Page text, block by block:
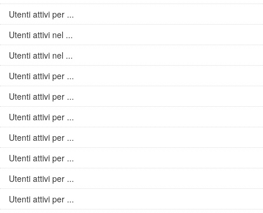
Utenti attivi per ...
Utenti attivi nel ...
Utenti attivi nel ...
Utenti attivi per ...
Utenti attivi per ...
Utenti attivi per ...
Utenti attivi per ...
Utenti attivi per ...
Utenti attivi per ...
Utenti attivi per ...